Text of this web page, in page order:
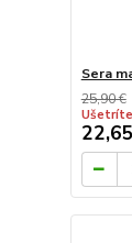
Sera
25,90 €